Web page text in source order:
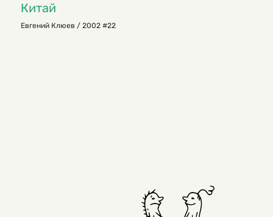
Китай
Евгений Клюев / 2002 #22